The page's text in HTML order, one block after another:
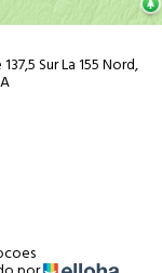
Sur La 155 Nord,